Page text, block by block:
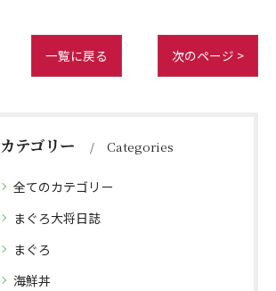
一覧に戻る 次のページ >
カテゴリー Categories
全てのカテゴリー
まぐろ大将日誌
まぐろ
海鮮丼